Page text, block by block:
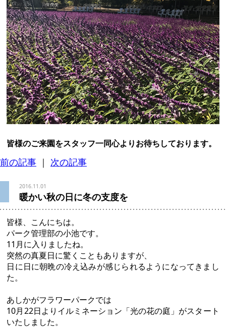
皆様のご来園をスタッフ一同心よりお待ちしております。
前の記事 ｜ 次の記事
2016.11.01
暖かい秋の日に冬の支度を
皆様、こんにちは。
パーク管理部の小池です。
11月に入りましたね。
突然の真夏日に驚くこともありますが、
日に日に朝晩の冷え込みが感じられるようになってきまし
た。
あしかがフラワーパークでは
10月22日よりイルミネーション「光の花の庭」がスタート
いたしました。